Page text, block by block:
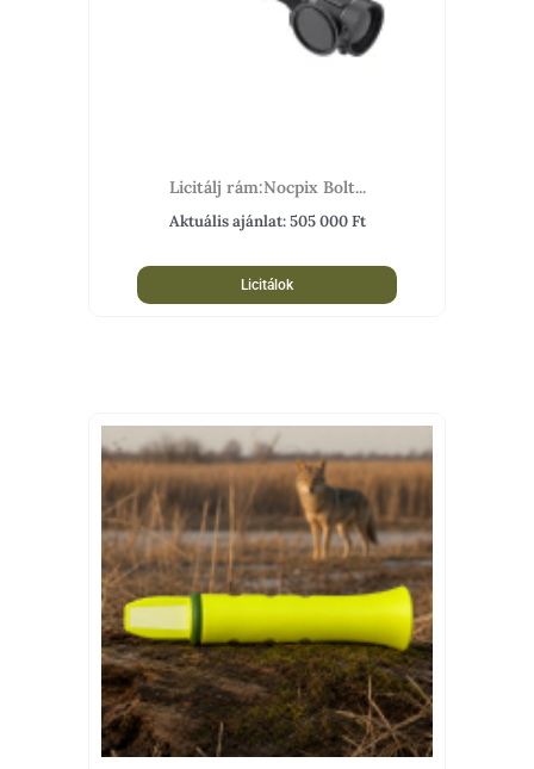
Licitálj rám:Nocpix Bolt...
Aktuális ajánlat:505 000Ft
Licitálok